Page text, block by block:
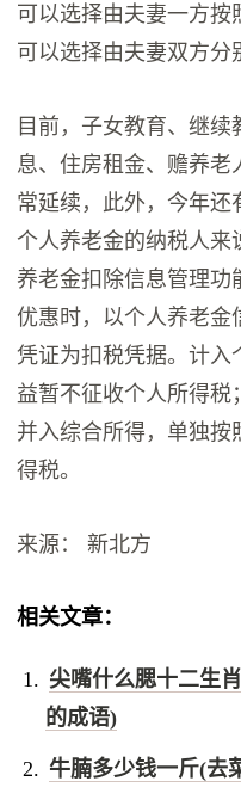
可以选择由夫妻一方按
可以选择由夫妻双方分
目前，子女教育、继续
息、住房租金、赡养老
常延续，此外，今年还
个人养老金的纳税人来
养老金扣除信息管理
优惠时，以个人养老金
凭证为扣税凭据。计入
益暂不征收个人所得税
并入综合所得，单独按
得税。
来源： 新北方
相关文章：
尖嘴什么腮十二生
的成语)
牛腩多少钱一斤(去